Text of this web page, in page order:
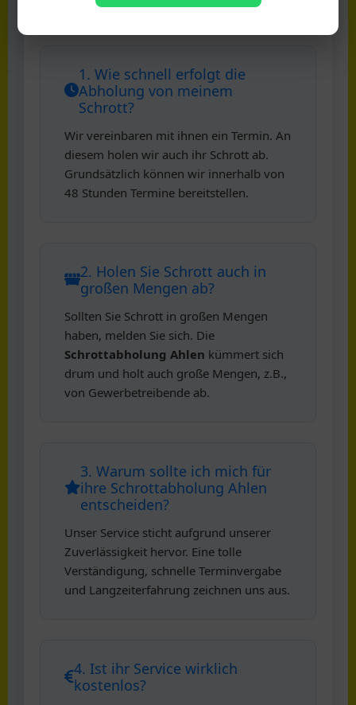
1. Wie schnell erfolgt die
Abholung von meinem
Schrott?
Wir vereinbaren mit ihnen ein Termin. An
diesem holen wir auch ihr Schrott ab.
Grundsätzlich können wir innerhalb von
48 Stunden Termine bereitstellen.
2. Holen Sie Schrott auch in
großen Mengen ab?
Sollten Sie Schrott in großen Mengen
haben, melden Sie sich. Die
Schrottabholung Ahlen kümmert sich
drum und holt auch große Mengen, z.B.,
von Gewerbetreibende ab.
3. Warum sollte ich mich für
ihre Schrottabholung Ahlen
entscheiden?
Unser Service sticht aufgrund unserer
Zuverlässigkeit hervor. Eine tolle
Verständigung, schnelle Terminvergabe
und Langzeiterfahrung zeichnen uns aus.
4. Ist ihr Service wirklich
kostenlos?